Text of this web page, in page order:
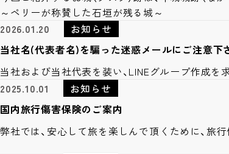
～ペリーが称賛した石垣が残る城～
2026.01.20
お知らせ
当社名(代表者名)を騙った迷惑メールにご注意下
当社および当社代表を装い、LINEグループ作成を
2025.10.01
お知らせ
国内旅行傷害保険のご案内
弊社では、安心して旅を楽しんで頂くために、旅